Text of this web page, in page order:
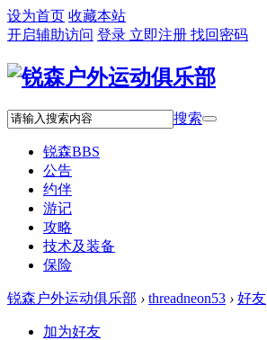
设为首页 收藏本站
开启辅助访问 登录 立即注册 找回密码
搜索
锐森BBS
公告
约伴
游记
攻略
技术及装备
保险
锐森户外运动俱乐部 › threadneon53 › 好友
加为好友